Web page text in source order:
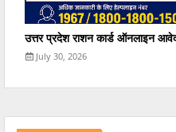
उत्तर प्रदेश राशन कार्ड ऑनलाइन
July 30, 2026